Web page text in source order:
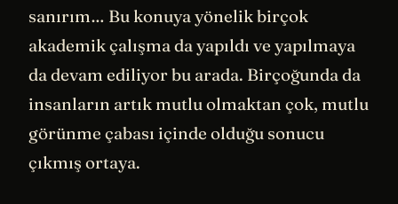
sanırım… Bu konuya yönelik birçok
akademik çalışma da yapıldı ve yapılmaya
da devam ediliyor bu arada. Birçoğunda da
insanların artık mutlu olmaktan çok, mutlu
görünme çabası içinde olduğu sonucu
çıkmış ortaya.